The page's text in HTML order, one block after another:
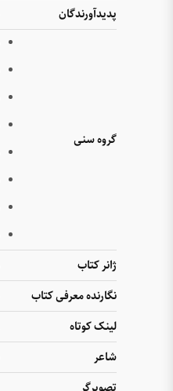
پدیدآورندگان
گروه سنی
ژانر کتاب
نگارنده معرفی کتاب
لینک کوتاه
شاعر